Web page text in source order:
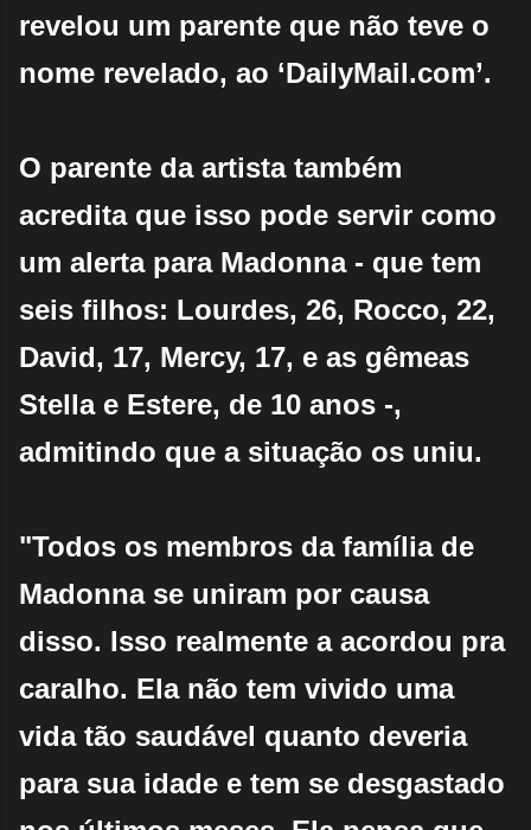
revelou um parente que não teve o
nome revelado, ao ‘DailyMail.com’.
O parente da artista também
acredita que isso pode servir como
um alerta para Madonna - que tem
seis filhos: Lourdes, 26, Rocco, 22,
David, 17, Mercy, 17, e as gêmeas
Stella e Estere, de 10 anos -,
admitindo que a situação os uniu.
"Todos os membros da família de
Madonna se uniram por causa
disso. Isso realmente a acordou pra
caralho. Ela não tem vivido uma
vida tão saudável quanto deveria
para sua idade e tem se desgastado